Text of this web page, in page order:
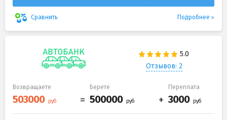
Сравнить Подробнее
Отзывов: 2
Возвращаете Берете Переплата